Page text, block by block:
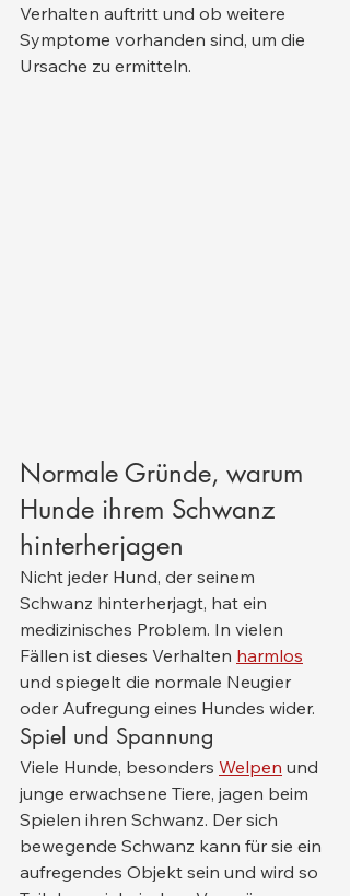
Verhalten auftritt und ob weitere
Symptome vorhanden sind, um die
Ursache zu ermitteln.
Normale Gründe, warum
Hunde ihrem Schwanz
hinterherjagen
Nicht jeder Hund, der seinem
Schwanz hinterherjagt, hat ein
medizinisches Problem. In vielen
Fällen ist dieses Verhalten harmlos
und spiegelt die normale Neugier
oder Aufregung eines Hundes wider.
Spiel und Spannung
Viele Hunde, besonders Welpen und
junge erwachsene Tiere, jagen beim
Spielen ihren Schwanz. Der sich
bewegende Schwanz kann für sie ein
aufregendes Objekt sein und wird so